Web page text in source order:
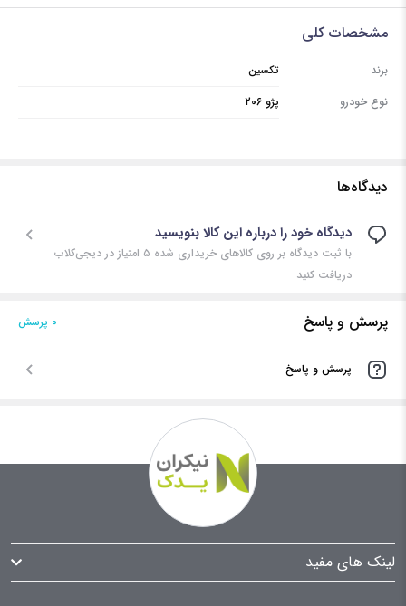
مشخصات کلی
برند
تکسین
نوع خودرو
پژو 206
دیدگاه‌ها
دیدگاه خود را درباره این کالا بنویسید
با ثبت دیدگاه بر روی کالاهای خریداری شده ۵ امتیاز در دیجی‌کلاب
دریافت کنید
پرسش و پاسخ 0 پرسش‌
پرسش و پاسخ
لینک های مفید